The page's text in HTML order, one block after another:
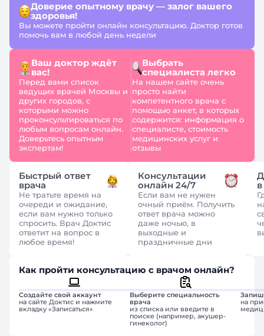
Доверие опытному врачу — залог вашего
здоровья!
Вы можете пройти онлайн консультацию. Доктор готов
помочь вам в любой день недели
Ваш доктор ждёт
вас!
Перед вами список
ведущих врачей Москвы и
других городов, с
которыми можно
проконсультироваться по
любым вопросам онлайн.
Доверьтесь опытным
экспертам!
Выбрать
специалиста легко
На нашем сайте очень
просто найти
компетентного врача с
помощью анкет, в которых
содержится: информация о
специалисте, стоимость
медицинских услуг и
отзывы
Быстрый ответ
врача
Не тратьте время на
очереди и ожидание,
если вам нужно только
спросить. Врач Доктис
ответит на вопрос в
любое время!
Консультации
онлайн 24/7
Если вам не нужен
очный приём. Получить
ответ врача можно
даже ночью, в
выходные и
праздничные дни
Как пройти консультацию с врачом онлайн?
Создайте свой аккаунт
на сайте Доктис и нажмите
вкладку «Записаться»
Выберите специальность
врача
из списка или введите в
поиске (например, акушер-
гинеколог)
на